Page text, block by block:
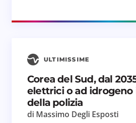
Salva il mio nome e email in
per il prossimo commento.
Invia
ULTIMISSIME
Corea del Sud, dal
elettrici o ad idrogeno
della polizia
di Massimo Degli Esposti